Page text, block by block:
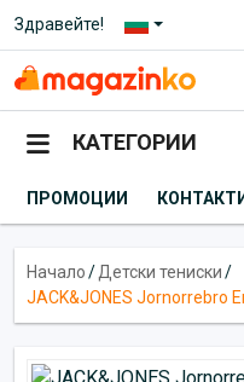
Здравейте!
КАТЕГОРИИ
ПРОМОЦИИ КОНТАКТИ
Начало/Детски тениски/
JACK&JONES Jornorrebro